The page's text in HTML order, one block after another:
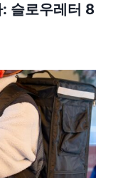
슬로우레터 8